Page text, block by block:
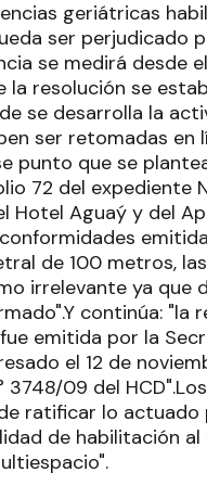
geriátricas
ser perjudicado
se medirá desde
la resolución se
se desarrolla la
ser retomadas
punto que se
72 del expediente
Hotel Aguaý y del
de 100 metros,
irrelevante ya que
continúa: "la
emitida por la
el 12 de
3748/09 del
ratificar lo
de habilitación